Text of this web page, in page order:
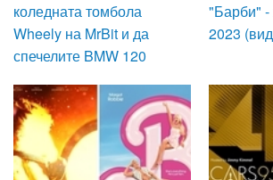
коледната томбола
Wheely на MrBit и да
спечелите BMW 120
"Барби" -
2023